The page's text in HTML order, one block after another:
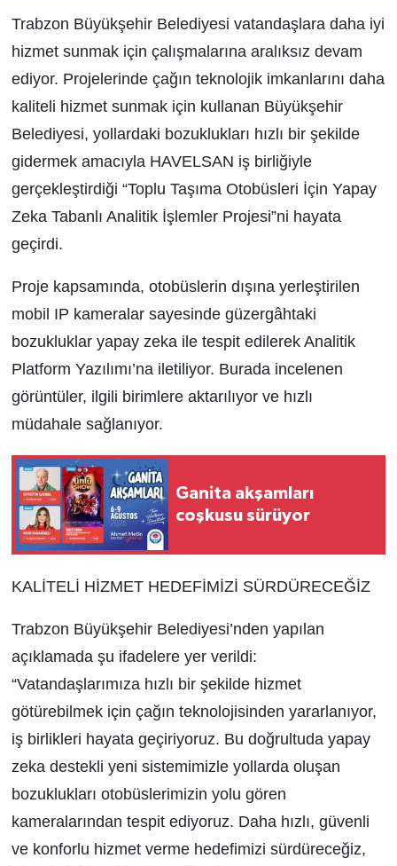
Trabzon Büyükşehir Belediyesi vatandaşlara daha iyi
hizmet sunmak için çalışmalarına aralıksız devam
ediyor. Projelerinde çağın teknolojik imkanlarını daha
kaliteli hizmet sunmak için kullanan Büyükşehir
Belediyesi, yollardaki bozuklukları hızlı bir şekilde
gidermek amacıyla HAVELSAN iş birliğiyle
gerçekleştirdiği “Toplu Taşıma Otobüsleri İçin Yapay
Zeka Tabanlı Analitik İşlemler Projesi”ni hayata
geçirdi.
Proje kapsamında, otobüslerin dışına yerleştirilen
mobil IP kameralar sayesinde güzergâhtaki
bozukluklar yapay zeka ile tespit edilerek Analitik
Platform Yazılımı’na iletiliyor. Burada incelenen
görüntüler, ilgili birimlere aktarılıyor ve hızlı
müdahale sağlanıyor.
Ganita akşamları
coşkusu sürüyor
KALİTELİ HİZMET HEDEFİMİZİ SÜRDÜRECEĞİZ
Trabzon Büyükşehir Belediyesi’nden yapılan
açıklamada şu ifadelere yer verildi:
“Vatandaşlarımıza hızlı bir şekilde hizmet
götürebilmek için çağın teknolojisinden yararlanıyor,
iş birlikleri hayata geçiriyoruz. Bu doğrultuda yapay
zeka destekli yeni sistemimizle yollarda oluşan
bozuklukları otobüslerimizin yolu gören
kameralarından tespit ediyoruz. Daha hızlı, güvenli
ve konforlu hizmet verme hedefimizi sürdüreceğiz,